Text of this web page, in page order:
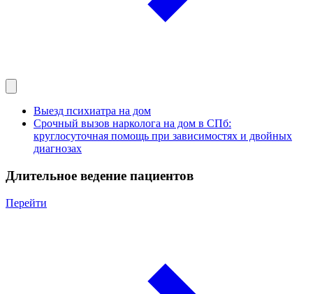
Выезд психиатра на дом
Срочный вызов нарколога на дом в СПб:
круглосуточная помощь при зависимостях и двойных
диагнозах
Длительное ведение пациентов
Перейти